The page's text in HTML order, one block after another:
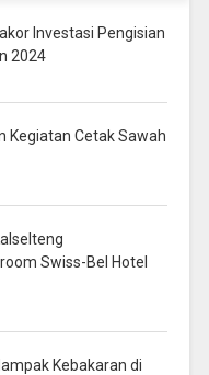
Investasi Pengisian
2024
Kegiatan Cetak Sawah
Swiss-Bel Hotel
Kebakaran di